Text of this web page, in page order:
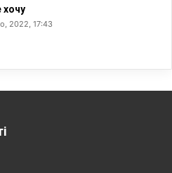
хочу
2022, 17:43